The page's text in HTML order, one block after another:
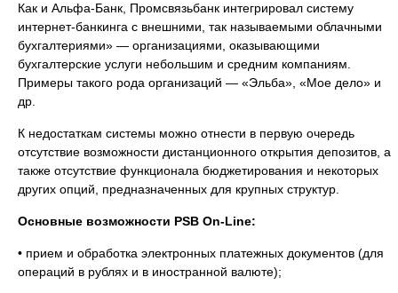
Как и Альфа-Банк, Промсвязьбанк интегрировал систему
интернет-банкинга с внешними, так называемыми облачными
бухгалтериями» — организациями, оказывающими
бухгалтерские услуги небольшим и средним компаниям.
Примеры такого рода организаций — «Эльба», «Мое дело» и
др.
К недостаткам системы можно отнести в первую очередь
отсутствие возможности дистанционного открытия депозитов, а
также отсутствие функционала бюджетирования и некоторых
других опций, предназначенных для крупных структур.
Основные возможности PSB On-Line:
• прием и обработка электронных платежных документов (для
операций в рублях и в иностранной валюте);